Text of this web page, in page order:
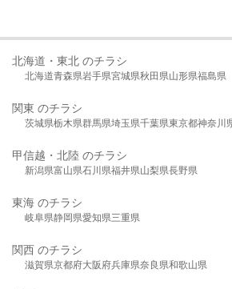
北海道・東北 のチラシ
北海道青森県岩手県宮城県秋田県山形県福島県
関東 のチラシ
茨城県栃木県群馬県埼玉県千葉県東京都神奈川
甲信越・北陸 のチラシ
新潟県富山県石川県福井県山梨県長野県
東海 のチラシ
岐阜県静岡県愛知県三重県
関西 のチラシ
滋賀県京都府大阪府兵庫県奈良県和歌山県